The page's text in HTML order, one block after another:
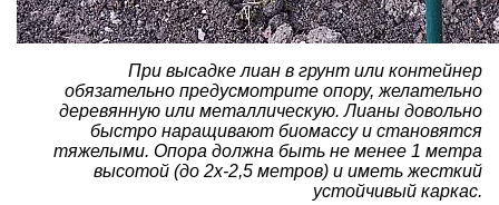
При высадке лиан в грунт или контейнер
обязательно предусмотрите опору, желательно
деревянную или металлическую. Лианы довольно
быстро наращивают биомассу и становятся
тяжелыми. Опора должна быть не менее 1 метра
высотой (до 2х-2,5 метров) и иметь жесткий
устойчивый каркас.